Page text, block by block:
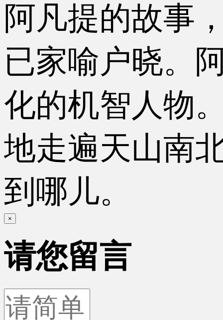
阿凡提的故事
已家喻户晓。
化的机智人物
地走遍天山南
到哪儿。
×
请您留言